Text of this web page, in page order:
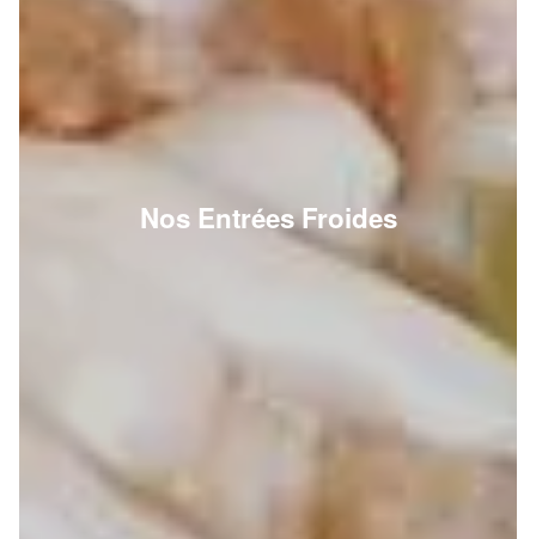
Nos Entrées Froides